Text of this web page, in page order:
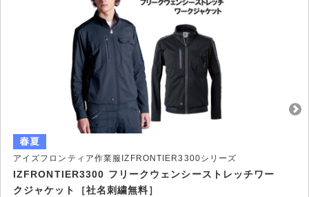
アイズフロンティア作業服IZFRONTIER3300シリーズ
IZFRONTIER3300 フリークウェンシーストレッチワー
クジャケット［社名刺繍無料］